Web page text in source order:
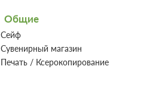
Общие
Сейф
Сувенирный магазин
Печать / Ксерокопирование